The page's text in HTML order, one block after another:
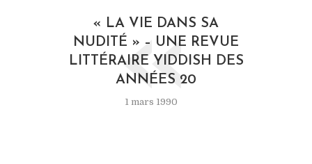
« LA VIE DANS SA
NUDITÉ » – UNE REVUE
LITTÉRAIRE YIDDISH DES
ANNÉES 20
1 mars 1990
«